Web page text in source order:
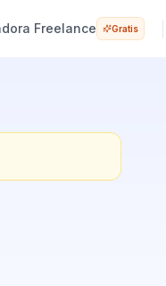
Freelance Gratis